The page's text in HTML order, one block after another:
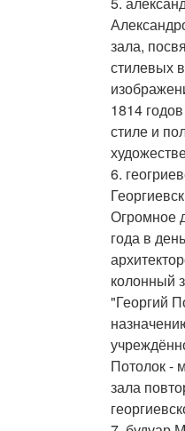
зала,
стилевых
1814
стиле и
6.
Огромное
года в
колонный
"Георгий
Потолок -
зала